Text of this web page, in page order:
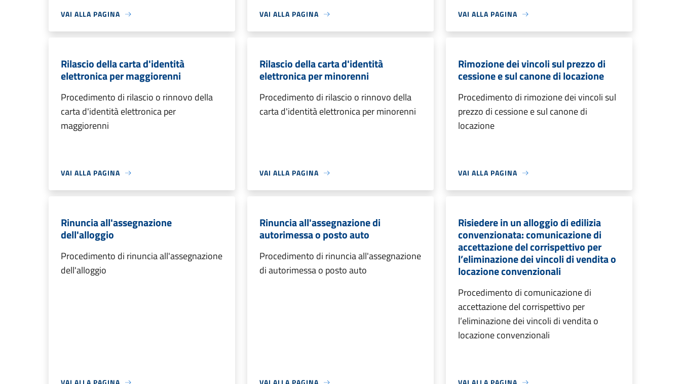
VAI ALLA PAGINA VAI ALLA PAGINA VAI ALLA PAGINA
Rilascio della carta d'identità
elettronica per maggiorenni
Procedimento di rilascio o rinnovo della
carta d'identità elettronica per
maggiorenni
VAI ALLA PAGINA
Rilascio della carta d'identità
elettronica per minorenni
Procedimento di rilascio o rinnovo della
carta d'identità elettronica per minorenni
VAI ALLA PAGINA
Rimozione dei vincoli sul prezzo di
cessione e sul canone di locazione
Procedimento di rimozione dei vincoli sul
prezzo di cessione e sul canone di
locazione
VAI ALLA PAGINA
Rinuncia all'assegnazione
dell'alloggio
Procedimento di rinuncia all'assegnazione
dell'alloggio
Rinuncia all'assegnazione di
autorimessa o posto auto
Procedimento di rinuncia all'assegnazione
di autorimessa o posto auto
Risiedere in un alloggio di edilizia
convenzionata: comunicazione di
accettazione del corrispettivo per
l’eliminazione dei vincoli di vendita o
locazione convenzionali
Procedimento di comunicazione di
accettazione del corrispettivo per
l’eliminazione dei vincoli di vendita o
locazione convenzionali